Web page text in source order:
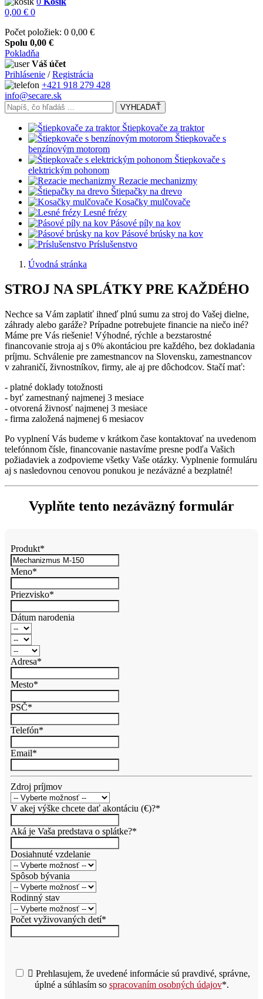
0,00 € 0
Počet položiek: 0 0,00 €
Spolu 0,00 €
Pokladňa
Váš účet
Prihlásenie /Registrácia
+421 918 279 428
info@secare.sk
VYHĽADAŤ
Štiepkovače za traktor
Štiepkovače s
benzínovým motorom
Štiepkovače s
elektrickým pohonom
Rezacie mechanizmy
Štiepačky na drevo
Kosačky mulčovače
Lesné frézy
Pásové píly na kov
Pásové brúsky na kov
Príslušenstvo
Úvodná stránka
STROJ NA SPLÁTKY PRE KAŽDÉHO
Nechce sa Vám zaplatiť ihneď plnú sumu za stroj do Vašej dielne,
záhrady alebo garáže? Prípadne potrebujete financie na niečo iné?
Máme pre Vás riešenie! Výhodné, rýchle a bezstarostné
financovanie stroja aj s 0% akontáciou pre každého, bez dokladania
príjmu. Schválenie pre zamestnancov na Slovensku, zamestnancov
v zahraničí, živnostníkov, firmy, ale aj pre dôchodcov. Stačí mať:
- platné doklady totožnosti
- byť zamestnaný najmenej 3 mesiace
- otvorená živnosť najmenej 3 mesiace
- firma založená najmenej 6 mesiacov
Po vyplnení Vás budeme v krátkom čase kontaktovať na uvedenom
telefónnom čísle, financovanie nastavíme presne podľa Vašich
požiadaviek a zodpovieme všetky Vaše otázky. Vyplnenie formuláru
aj s nasledovnou cenovou ponukou je nezáväzné a bezplatné!
Vyplňte tento nezáväzný formulár
Produkt*
Meno*
Priezvisko*
Dátum narodenia
Adresa*
Mesto*
PSČ*
Telefón*
Email*
Zdroj príjmov
V akej výške chcete dať akontáciu (€)?*
Aká je Vaša predstava o splátke?*
Dosiahnuté vzdelanie
Spôsob bývania
Rodinný stav
Počet vyživovaných detí*
 Prehlasujem, že uvedené informácie sú pravdivé, správne,
úplné a súhlasím so spracovaním osobných údajov*.